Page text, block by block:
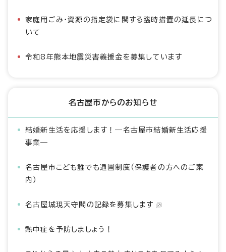
家庭用ごみ・資源の指定袋に関する臨時措置の延長につ
いて
令和8年熊本地震災害義援金を募集しています
名古屋市からのお知らせ
結婚新生活を応援します！―名古屋市結婚新生活応援
事業―
名古屋市こども誰でも通園制度（保護者の方へのご案
内）
名古屋城現天守閣の記録を募集します
熱中症を予防しましょう！